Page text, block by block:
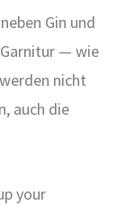
Gin und
— wie
nicht
auch die